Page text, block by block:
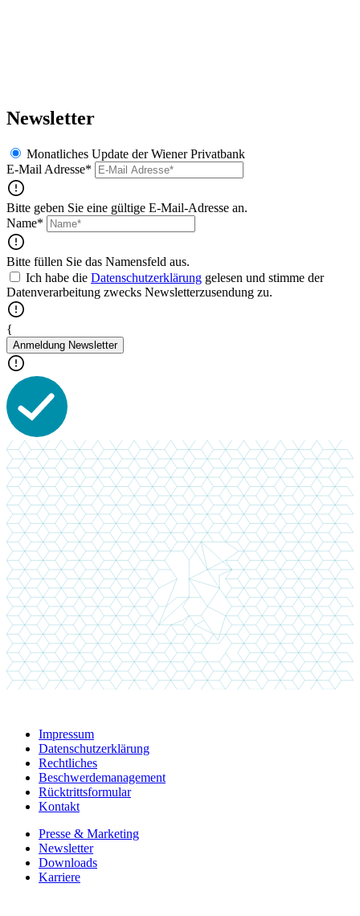
Newsletter
Monatliches Update der Wiener Privatbank
E-Mail Adresse*
Bitte geben Sie eine gültige E-Mail-Adresse an.
Name*
Bitte füllen Sie das Namensfeld aus.
Ich habe die Datenschutzerklärung gelesen und stimme der
Datenverarbeitung zwecks Newsletterzusendung zu.
{
Anmeldung Newsletter
Impressum
Datenschutzerklärung
Rechtliches
Beschwerdemanagement
Rücktrittsformular
Kontakt
Presse & Marketing
Newsletter
Downloads
Karriere